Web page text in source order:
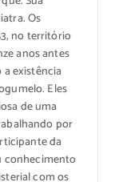
Os
no território
anos antes
a existência
Eles
de uma
por
da
conhecimento
com os